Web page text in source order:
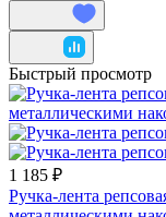
Быстрый просмотр
1 185 ₽
Ручка-лента